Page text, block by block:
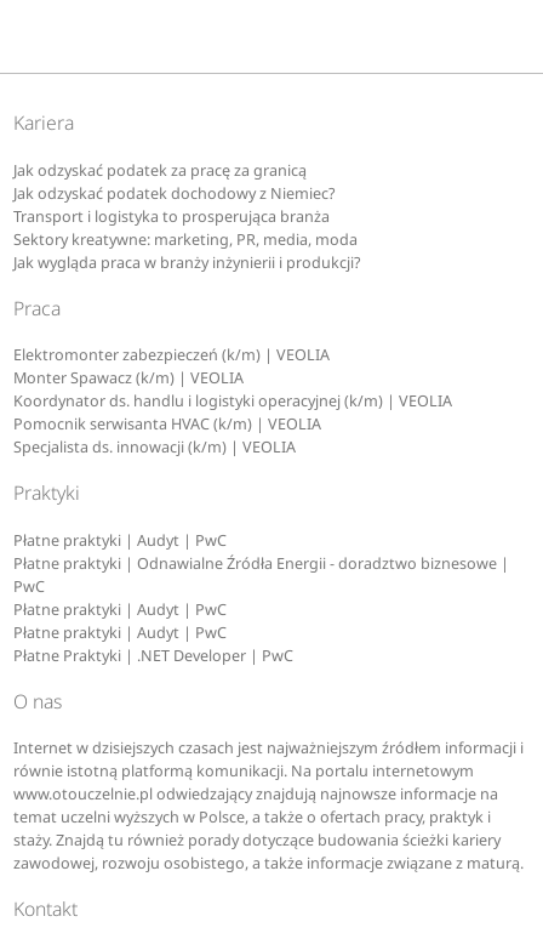
Kariera
Jak odzyskać podatek za pracę za granicą
Jak odzyskać podatek dochodowy z Niemiec?
Transport i logistyka to prosperująca branża
Sektory kreatywne: marketing, PR, media, moda
Jak wygląda praca w branży inżynierii i produkcji?
Praca
Elektromonter zabezpieczeń (k/m) | VEOLIA
Monter Spawacz (k/m) | VEOLIA
Koordynator ds. handlu i logistyki operacyjnej (k/m) | VEOLIA
Pomocnik serwisanta HVAC (k/m) | VEOLIA
Specjalista ds. innowacji (k/m) | VEOLIA
Praktyki
Płatne praktyki | Audyt | PwC
Płatne praktyki | Odnawialne Źródła Energii - doradztwo biznesowe |
PwC
Płatne praktyki | Audyt | PwC
Płatne praktyki | Audyt | PwC
Płatne Praktyki | .NET Developer | PwC
O nas
Internet w dzisiejszych czasach jest najważniejszym źródłem informacji i
równie istotną platformą komunikacji. Na portalu internetowym
www.otouczelnie.pl odwiedzający znajdują najnowsze informacje na
temat uczelni wyższych w Polsce, a także o ofertach pracy, praktyk i
staży. Znajdą tu również porady dotyczące budowania ścieżki kariery
zawodowej, rozwoju osobistego, a także informacje związane z maturą.
Kontakt